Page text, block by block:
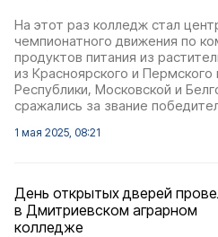
На этот раз колледж стал
чемпионатного движения по
продуктов питания из
из Красноярского и
Республики, Московской и
сражались за звание
1 мая 2025, 08:21
День открытых дверей
в Дмитриевском аграрном
колледже